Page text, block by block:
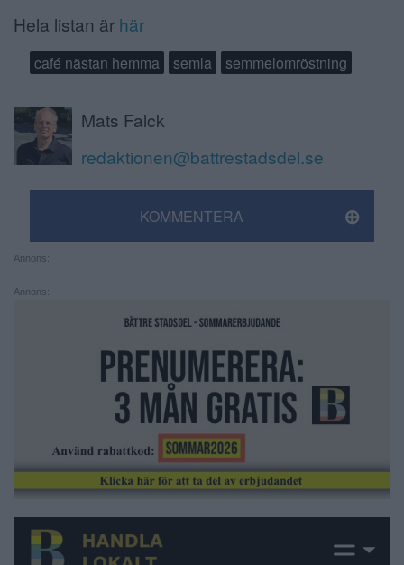
Hela listan är här
café nästan hemma semla semmelomröstning
Mats Falck
redaktionen@battrestadsdel.se
KOMMENTERA
Annons:
Annons: